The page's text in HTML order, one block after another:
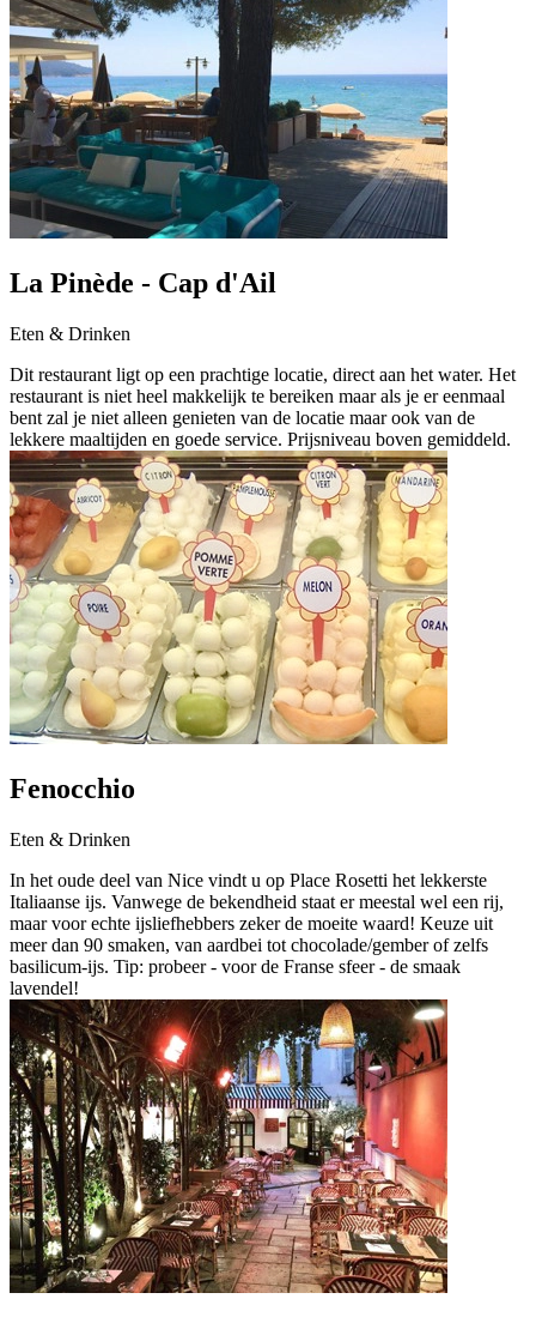
La Pinède - Cap d'Ail
Eten & Drinken
Dit restaurant ligt op een prachtige locatie, direct aan het water. Het
restaurant is niet heel makkelijk te bereiken maar als je er eenmaal
bent zal je niet alleen genieten van de locatie maar ook van de
lekkere maaltijden en goede service. Prijsniveau boven gemiddeld.
Fenocchio
Eten & Drinken
In het oude deel van Nice vindt u op Place Rosetti het lekkerste
Italiaanse ijs. Vanwege de bekendheid staat er meestal wel een rij,
maar voor echte ijsliefhebbers zeker de moeite waard! Keuze uit
meer dan 90 smaken, van aardbei tot chocolade/gember of zelfs
basilicum-ijs. Tip: probeer - voor de Franse sfeer - de smaak
lavendel!